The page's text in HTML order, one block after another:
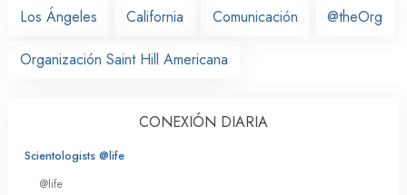
Los Ángeles
California Comunicación @theOrg
Organización Saint Hill Americana
CONEXIÓN DIARIA
Scientologists @life
@life